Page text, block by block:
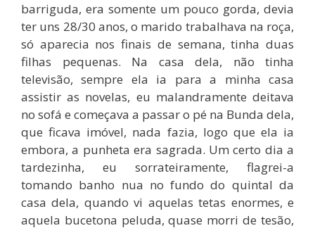
barriguda, era somente um pouco gorda, devia
ter uns 28/30 anos, o marido trabalhava na roça,
só aparecia nos finais de semana, tinha duas
filhas pequenas. Na casa dela, não tinha
televisão, sempre ela ia para a minha casa
assistir as novelas, eu malandramente deitava
no sofá e começava a passar o pé na Bunda dela,
que ficava imóvel, nada fazia, logo que ela ia
embora, a punheta era sagrada. Um certo dia a
tardezinha, eu sorrateiramente, flagrei-a
tomando banho nua no fundo do quintal da
casa dela, quando vi aquelas tetas enormes, e
aquela bucetona peluda, quase morri de tesão,